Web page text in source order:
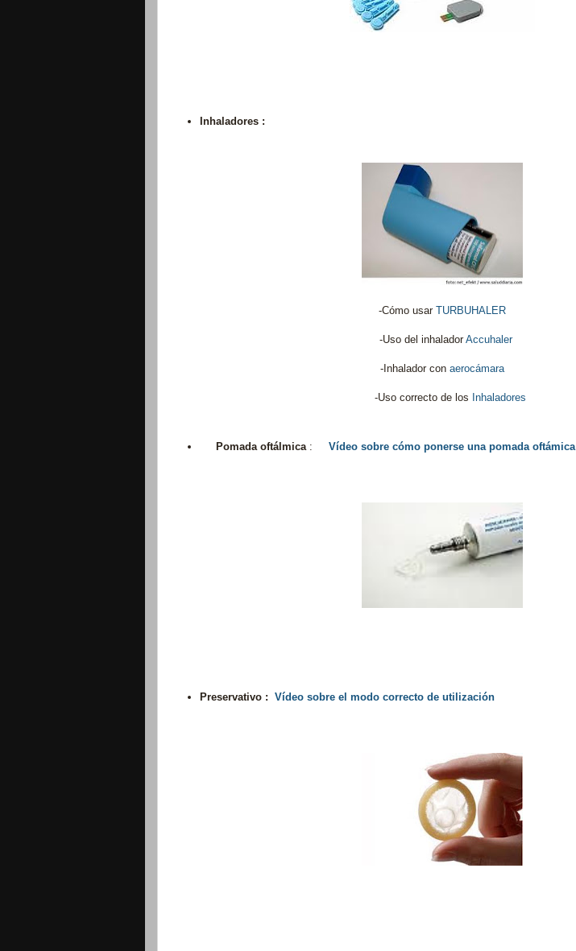
Inhaladores :
-Cómo usar TURBUHALER
-Uso del inhaladorAccuhaler
-Inhalador con aerocámara
-Uso correcto de los Inhaladores
Pomada oftálmica: Vídeo sobre cómo ponerse una pomada oftámica
Preservativo : Vídeo sobre el modo correcto de utilización